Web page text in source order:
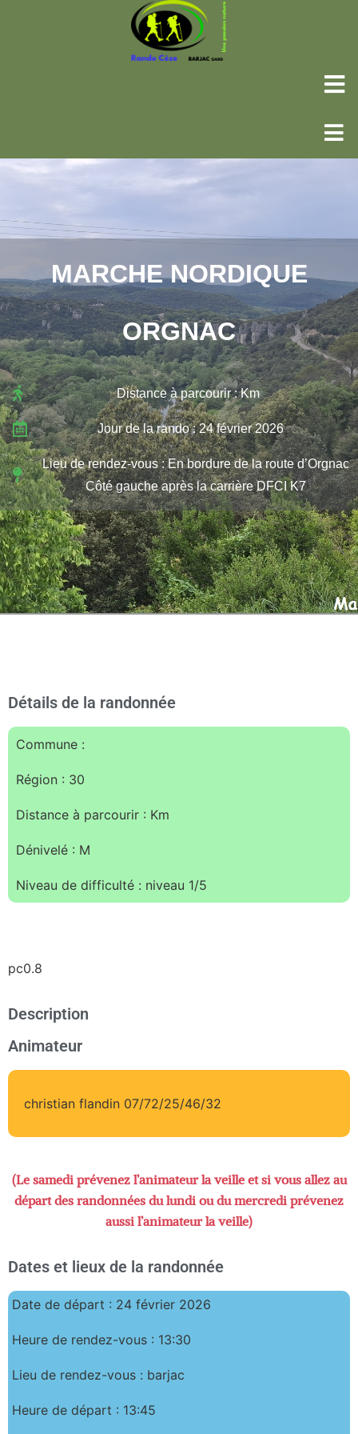
MARCHE NORDIQUE
ORGNAC
Distance à parcourir : Km
Jour de la rando : 24 février 2026
Lieu de rendez-vous : En bordure de la route d’Orgnac
Côté gauche après la carrière DFCI K7
Détails de la randonnée
Commune :
Région : 30
Distance à parcourir : Km
Dénivelé : M
Niveau de difficulté : niveau 1/5
pc0.8
Description
Animateur
christian flandin 07/72/25/46/32
(Le samedi prévenez l’animateur la veille et si vous allez au
départ des randonnées du lundi ou du mercredi prévenez
aussi l’animateur la veille)
Dates et lieux de la randonnée
Date de départ : 24 février 2026
Heure de rendez-vous : 13:30
Lieu de rendez-vous : barjac
Heure de départ : 13:45